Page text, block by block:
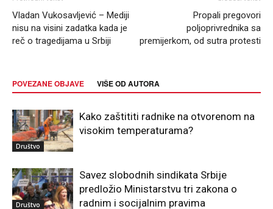
Vladan Vukosavljević – Mediji
nisu na visini zadatka kada je
reč o tragedijama u Srbiji
Propali pregovori
poljoprivrednika sa
premijerkom, od sutra protesti
POVEZANE OBJAVE VIŠE OD AUTORA
Društvo
Kako zaštititi radnike na otvorenom na
visokim temperaturama?
Društvo
Savez slobodnih sindikata Srbije
predložio Ministarstvu tri zakona o
radnim i socijalnim pravima